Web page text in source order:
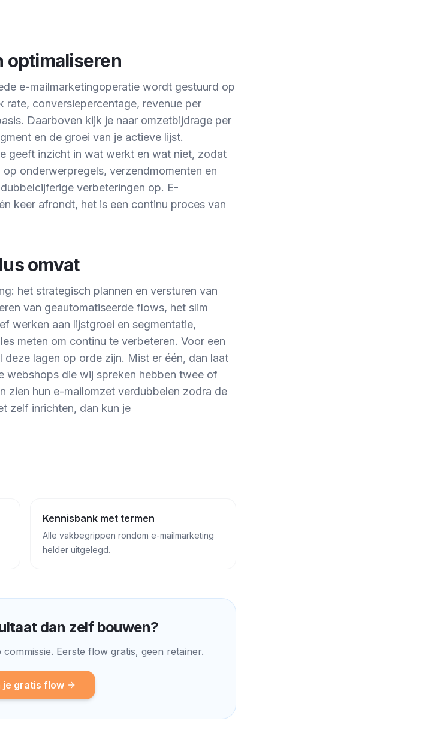
optimaliseren
e-mailmarketingoperatie wordt gestuurd op
conversiepercentage, revenue per
Daarboven kijk je naar omzetbijdrage per
en de groei van je actieve lijst.
geeft inzicht in wat werkt en wat niet, zodat
onderwerpregels, verzendmomenten en
verbeteringen op. E-
keer afrondt, het is een continu proces van
omvat
het strategisch plannen en versturen van
van geautomatiseerde flows, het slim
werken aan lijstgroei en segmentatie,
meten om continu te verbeteren. Voor een
lagen op orde zijn. Mist er één, dan laat
webshops die wij spreken hebben twee of
zien hun e-mailomzet verdubbelen zodra de
zelf inrichten, dan kun je
Kennisbank met termen
Alle vakbegrippen rondom e-mailmarketing
helder uitgelegd.
dan zelf bouwen?
Eerste flow gratis, geen retainer.
je gratis flow